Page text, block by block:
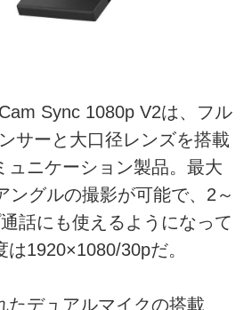
Sync 1080p V2は、フル
サーと大口径レンズを搭載
ュニケーション製品。最大
ングルの撮影が可能で、2～
話にも使えるようになって
1920×1080/30pだ。
デュアルマイクの搭載